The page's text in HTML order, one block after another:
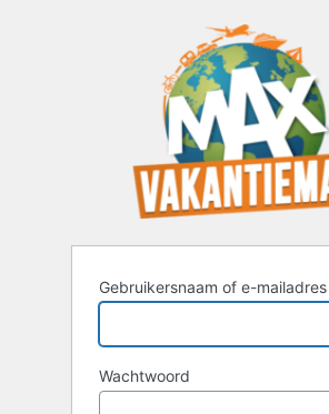
Gebruikersnaam of e-mailadres
Wachtwoord